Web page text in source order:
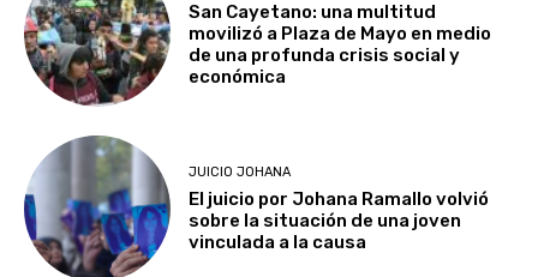
San Cayetano: una multitud
movilizó a Plaza de Mayo en medio
de una profunda crisis social y
económica
JUICIO JOHANA
El juicio por Johana Ramallo volvió
sobre la situación de una joven
vinculada a la causa